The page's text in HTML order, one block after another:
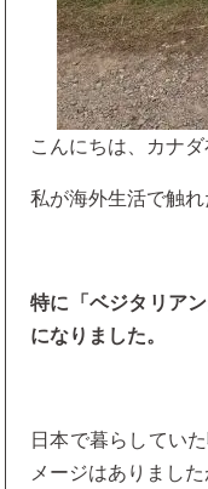
こんにちは、カナダ
私が海外生活で触
特に「ベジタリア
になりました。
日本で暮らしてい
メージはありまし